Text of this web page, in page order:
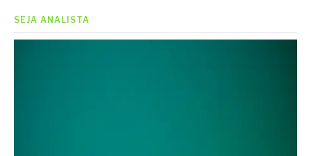
SEJA ANALISTA